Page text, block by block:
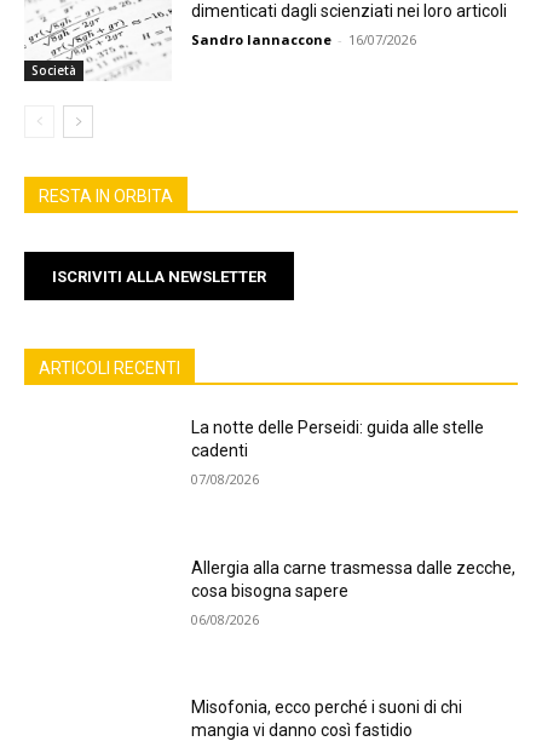
Società
dimenticati dagli scienziati nei loro articoli
Sandro Iannaccone - 16/07/2026
RESTA IN ORBITA
ISCRIVITI ALLA NEWSLETTER
ARTICOLI RECENTI
La notte delle Perseidi: guida alle stelle
cadenti
07/08/2026
Allergia alla carne trasmessa dalle zecche,
cosa bisogna sapere
06/08/2026
Misofonia, ecco perché i suoni di chi
mangia vi danno così fastidio